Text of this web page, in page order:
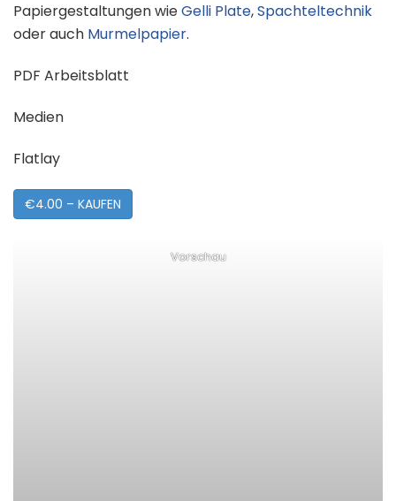
Papiergestaltungen wieGelli Plate,Spachteltechnik
oder auch Murmelpapier.
PDF Arbeitsblatt
Medien
Flatlay
€4.00 – KAUFEN
Vorschau